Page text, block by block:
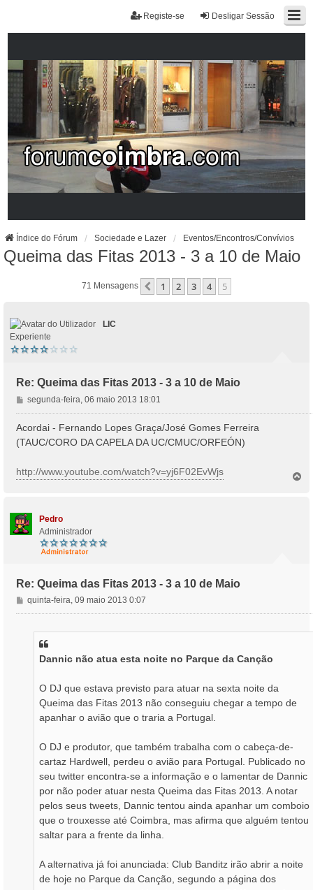
Desligar Sessão
Registe-se
Índice do Fórum Sociedade e Lazer Eventos/Encontros/Convívios
Queima das Fitas 2013 - 3 a 10 de Maio
71 Mensagens Anterior
1 2 3 4 5
LIC
Experiente
Re: Queima das Fitas 2013 - 3 a 10 de Maio
M
e
a
e
segunda-feira, 06 maio 2013 18:01
Acordai - Fernando Lopes Graça/José Gomes Ferreira
(TAUC/CORO DA CAPELA DA UC/CMUC/ORFEÓN)
http://www.youtube.com/watch?v=yj6F02EvWjs
Pedro
Administrador
Re: Queima das Fitas 2013 - 3 a 10 de Maio
M
e
quinta-feira, 09 maio 2013 0:07
Dannic não atua esta noite no Parque da Canção
O DJ que estava previsto para atuar na sexta noite da
Queima das Fitas 2013 não conseguiu chegar a tempo de
apanhar o avião que o traria a Portugal.
O DJ e produtor, que também trabalha com o cabeça-de-
cartaz Hardwell, perdeu o avião para Portugal. Publicado no
seu twitter encontra-se a informação e o lamentar de Dannic
por não poder atuar nesta Queima das Fitas 2013. A notar
pelos seus tweets, Dannic tentou ainda apanhar um comboio
que o trouxesse até Coimbra, mas afirma que alguém tentou
saltar para a frente da linha.
A alternativa já foi anunciada: Club Banditz irão abrir a noite
de hoje no Parque da Canção, segundo a página dos